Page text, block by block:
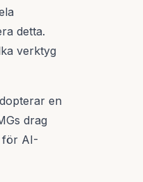
detta.
verktyg
en
drag
för AI-